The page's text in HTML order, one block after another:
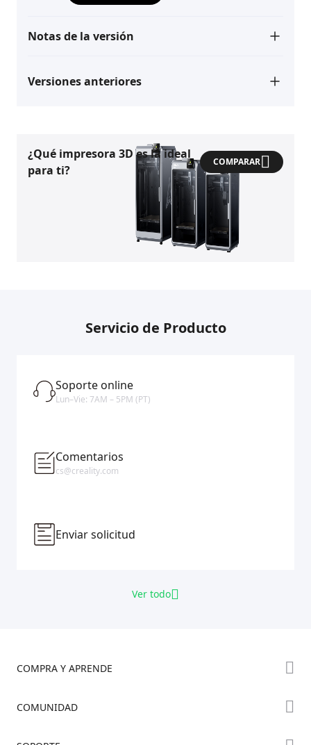
Notas de la versión
Versiones anteriores
¿Qué impresora 3D es la ideal
para ti?
COMPARAR
Servicio de Producto
Soporte online
Lun–Vie: 7AM – 5PM (PT)
Comentarios
cs@creality.com
Enviar solicitud
Ver todo
COMPRA Y APRENDE
COMUNIDAD